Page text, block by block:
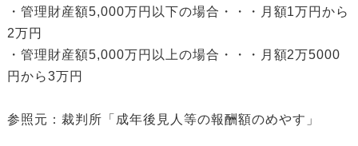
・管理財産額5,000万円以下の場合・・・月額1万円から
2万円
・管理財産額5,000万円以上の場合・・・月額2万5000
円から3万円
参照元：裁判所「成年後見人等の報酬額のめやす」